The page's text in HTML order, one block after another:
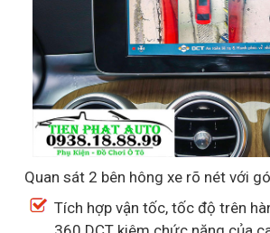
Quan sát 2 bên hông xe rõ nét với
Tích hợp vận tốc, tốc độ trên